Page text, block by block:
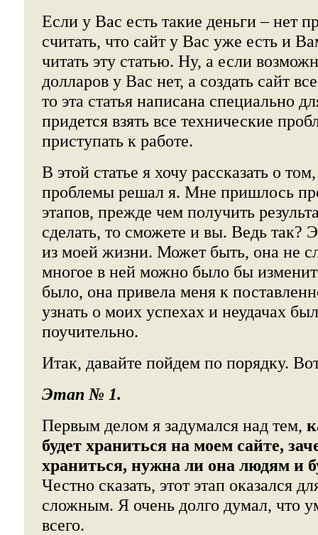
Если у Вас есть такие деньги – нет
считать, что сайт у Вас уже есть и
читать эту статью. Ну, а если
долларов у Вас нет, а создать сайт
то эта статья написана специально
придется взять все технические
приступать к работе.
В этой статье я хочу рассказать о
проблемы решал я. Мне пришлось
этапов, прежде чем получить
сделать, то сможете и вы. Ведь так?
из моей жизни. Может быть, она не
многое в ней можно было бы
было, она привела меня к
узнать о моих успехах и неудачах
поучительно.
Итак, давайте пойдем по порядку.
Этап № 1.
Первым делом я задумался над тем,
будет храниться на моем сайте,
храниться, нужна ли она людям и
Честно сказать, этот этап оказался
сложным. Я очень долго думал, что
всего.